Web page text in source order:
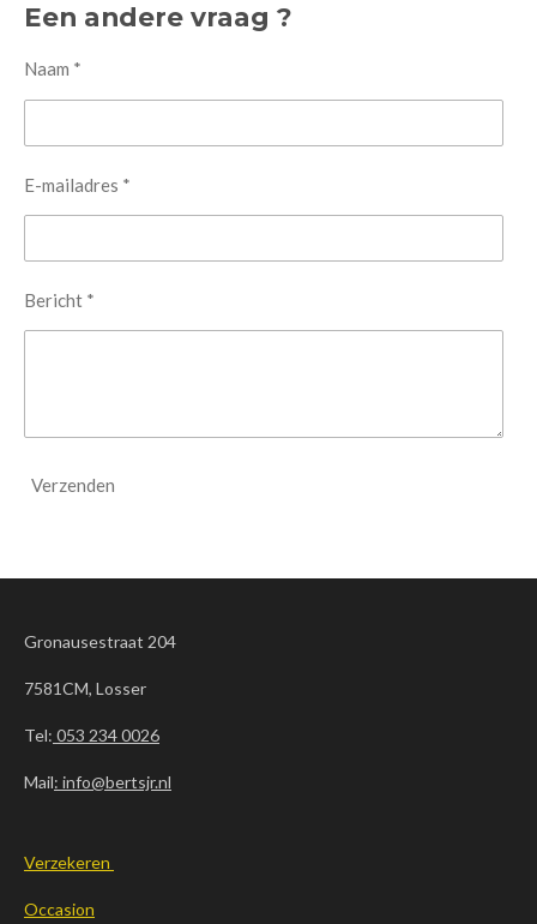
Een andere vraag ?
Naam *
E-mailadres *
Bericht *
Verzenden
Gronausestraat 204
7581CM, Losser
Tel: 053 234 0026
Mail: info@bertsjr.nl
Verzekeren
Occasion